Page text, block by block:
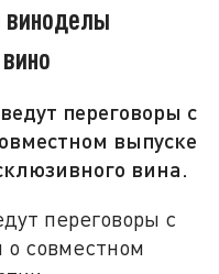
виноделы
переговоры с
выпуске
вина.
переговоры с
совместном